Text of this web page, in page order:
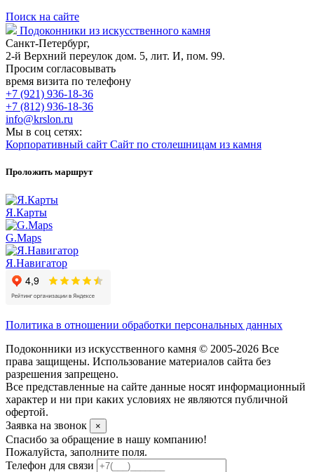
Поиск на сайте
Подоконники из искусственного камня
Санкт-Петербург,
2-й Верхний переулок дом. 5, лит. И, пом. 99.
Просим согласовывать
время визита по телефону
+7 (921) 936-18-36
+7 (812) 936-18-36
info@krslon.ru
Мы в соц сетях:
Корпоративный сайт Сайт по столешницам из камня
Проложить маршрут
Я.Карты
G.Maps
Я.Навигатор
Политика в отношении обработки персональных данных
Подоконники из искусственного камня © 2005-2026 Все
права защищены. Использование материалов сайта без
разрешения запрещено.
Все представленные на сайте данные носят информационный
характер и ни при каких условиях не являются публичной
офертой.
Заявка на звонок
×
Спасибо за обращение в нашу компанию!
Пожалуйста, заполните поля.
Телефон для связи